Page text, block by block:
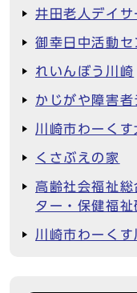
井田老人デイ
御幸日中活動セ
れいんぼう川崎
かじがや障害
川崎市わーくす
くさぶえの家
高齢社会福祉
ター・保健福祉
川崎市わーくす